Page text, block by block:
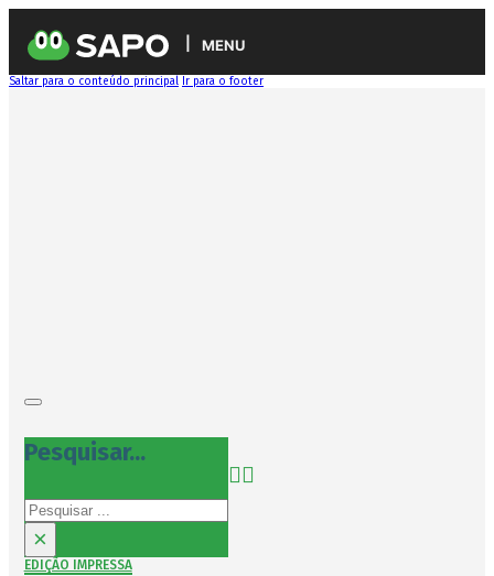
MENU
Saltar para o conteúdo principal Ir para o footer
Pesquisar...
Pesquisar
×
EDIÇÃO IMPRESSA